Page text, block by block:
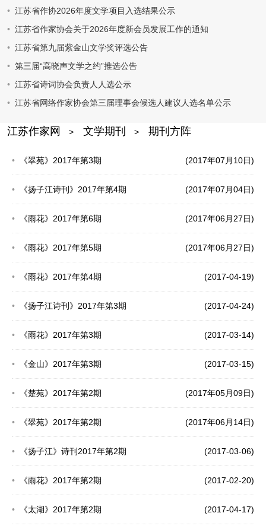
江苏省作协2026年度文学项目入选结果公示
江苏省作家协会关于2026年度新会员发展工作的通知
江苏省第九届紫金山文学奖评选公告
第三届“高晓声文学之约”推选公告
江苏省诗词协会负责人人选公示
江苏省网络作家协会第三届理事会候选人建议人选名单公示
江苏作家网 > 文学期刊 > 期刊方阵
(2017年07月10日)
《翠苑》2017年第3期
(2017年07月04日)
《扬子江诗刊》2017年第4期
(2017年06月27日)
《雨花》2017年第6期
(2017年06月27日)
《雨花》2017年第5期
(2017-04-19)
《雨花》2017年第4期
(2017-04-24)
《扬子江诗刊》2017年第3期
(2017-03-14)
《雨花》2017年第3期
(2017-03-15)
《金山》2017年第3期
(2017年05月09日)
《楚苑》2017年第2期
(2017年06月14日)
《翠苑》2017年第2期
(2017-03-06)
《扬子江》诗刊2017年第2期
(2017-02-20)
《雨花》2017年第2期
(2017-04-17)
《太湖》2017年第2期